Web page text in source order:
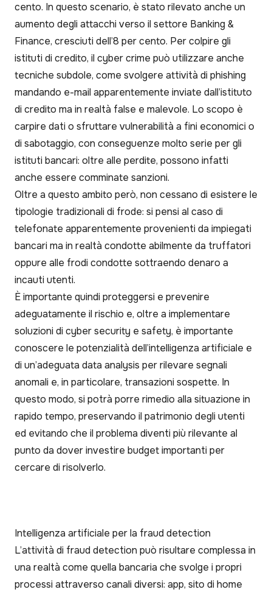
cento. In questo scenario, è stato rilevato anche un
aumento degli attacchi verso il settore Banking &
Finance, cresciuti dell’8 per cento. Per colpire gli
istituti di credito, il cyber crime può utilizzare anche
tecniche subdole, come svolgere attività di phishing
mandando e-mail apparentemente inviate dall’istituto
di credito ma in realtà false e malevole. Lo scopo è
carpire dati o sfruttare vulnerabilità a fini economici o
di sabotaggio, con conseguenze molto serie per gli
istituti bancari: oltre alle perdite, possono infatti
anche essere comminate sanzioni.
Oltre a questo ambito però, non cessano di esistere le
tipologie tradizionali di frode: si pensi al caso di
telefonate apparentemente provenienti da impiegati
bancari ma in realtà condotte abilmente da truffatori
oppure alle frodi condotte sottraendo denaro a
incauti utenti.
È importante quindi proteggersi e prevenire
adeguatamente il rischio e, oltre a implementare
soluzioni di cyber security e safety, è importante
conoscere le potenzialità dell’intelligenza artificiale e
di un’adeguata data analysis per rilevare segnali
anomali e, in particolare, transazioni sospette. In
questo modo, si potrà porre rimedio alla situazione in
rapido tempo, preservando il patrimonio degli utenti
ed evitando che il problema diventi più rilevante al
punto da dover investire budget importanti per
cercare di risolverlo.
Intelligenza artificiale per la fraud detection
L’attività di fraud detection può risultare complessa in
una realtà come quella bancaria che svolge i propri
processi attraverso canali diversi: app, sito di home